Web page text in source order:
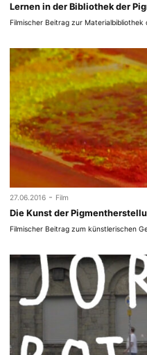
Lernen in der Bibliothek der
Filmischer Beitrag zur
27.06.2016 - Film
Die Kunst der
Filmischer Beitrag zum künstlerischen